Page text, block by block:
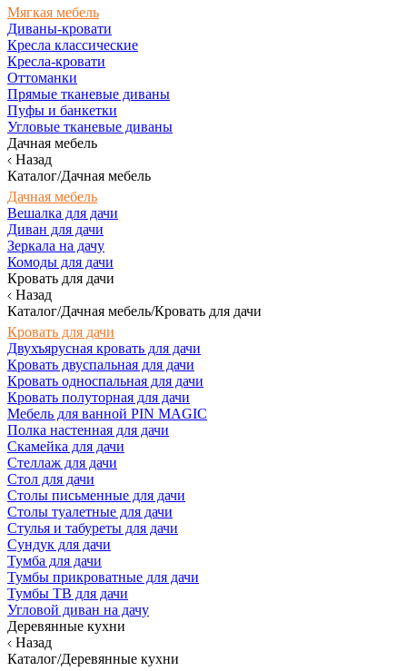
Мягкая мебель
Диваны-кровати
Кресла классические
Кресла-кровати
Оттоманки
Прямые тканевые диваны
Пуфы и банкетки
Угловые тканевые диваны
Дачная мебель
Назад
Каталог/Дачная мебель
Дачная мебель
Вешалка для дачи
Диван для дачи
Зеркала на дачу
Комоды для дачи
Кровать для дачи
Назад
Каталог/Дачная мебель/Кровать для дачи
Кровать для дачи
Двухъярусная кровать для дачи
Кровать двуспальная для дачи
Кровать односпальная для дачи
Кровать полуторная для дачи
Мебель для ванной PIN MAGIC
Полка настенная для дачи
Скамейка для дачи
Стеллаж для дачи
Стол для дачи
Столы письменные для дачи
Столы туалетные для дачи
Стулья и табуреты для дачи
Сундук для дачи
Тумба для дачи
Тумбы прикроватные для дачи
Тумбы ТВ для дачи
Угловой диван на дачу
Деревянные кухни
Назад
Каталог/Деревянные кухни